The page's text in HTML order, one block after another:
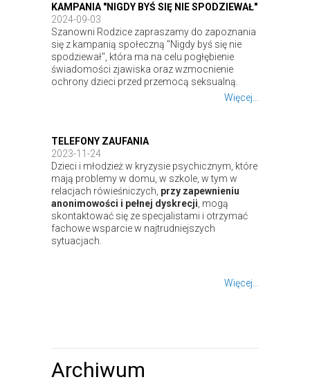
KAMPANIA "NIGDY BYŚ SIĘ NIE SPODZIEWAŁ"
2024-09-03
Szanowni Rodzice zapraszamy do zapoznania
się z kampanią społeczną "Nigdy byś się nie
spodziewał", która ma na celu pogłębienie
świadomości zjawiska oraz wzmocnienie
ochrony dzieci przed przemocą seksualną.
Więcej...
TELEFONY ZAUFANIA
2023-11-24
Dzieci i młodzież w kryzysie psychicznym, które
mają problemy w domu, w szkole, w tym w
relacjach rówieśniczych, przy zapewnieniu
anonimowości i pełnej dyskrecji , mogą
skontaktować się ze specjalistami i otrzymać
fachowe wsparcie w najtrudniejszych
sytuacjach.
Więcej...
Archiwum